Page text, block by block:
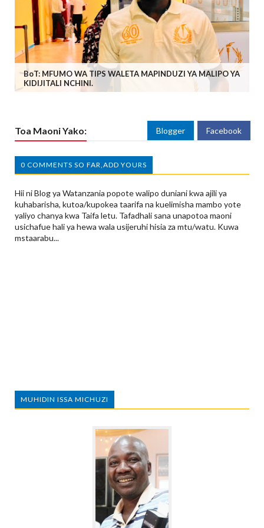
BoT: MFUMO WA TIPS WALETA MAPINDUZI YA MALIPO YA
KIDIJITALI NCHINI.
Toa Maoni Yako: Blogger Facebook
0 COMMENTS SO FAR,ADD YOURS
Hii ni Blog ya Watanzania popote walipo duniani kwa ajili ya
kuhabarisha, kutoa/kupokea taarifa na kuelimisha mambo yote
yaliyo chanya kwa Taifa letu. Tafadhali sana unapotoa maoni
usichafue hali ya hewa wala usijeruhi hisia za mtu/watu. Kuwa
mstaarabu...
MUHIDIN ISSA MICHUZI